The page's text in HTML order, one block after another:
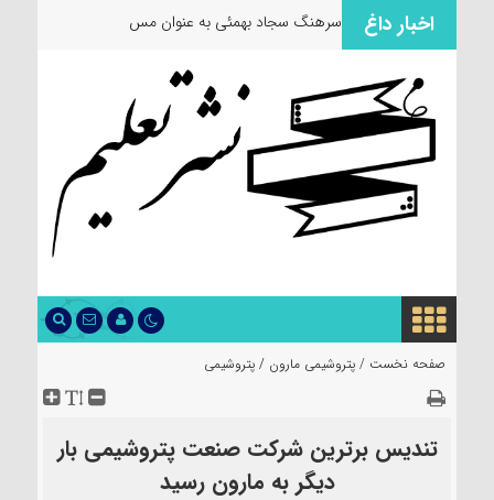
اخبار داغ سرهنگ سجاد بهمئی به عنوان مسئول جدید
صفحه نخست / پتروشیمی مارون / پتروشیمی
تندیس برترین شرکت صنعت پتروشیمی بار
دیگر به مارون رسید